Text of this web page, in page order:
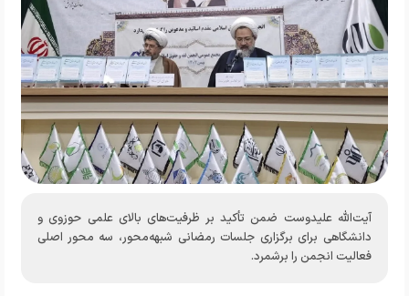
آیت‌الله علیدوست ضمن تأکید بر ظرفیت‌های بالای علمی حوزوی و
دانشگاهی برای برگزاری جلسات رمضانی شبهه‌محور، سه محور اصلی
فعالیت انجمن را برشمرد.